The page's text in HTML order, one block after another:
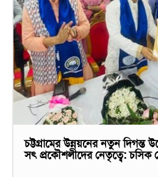
চট্টগ্রামের উন্নয়নের নতুন দিগন্ত
সৎ প্রকৌশলীদের নেতৃত্বে: চসিক